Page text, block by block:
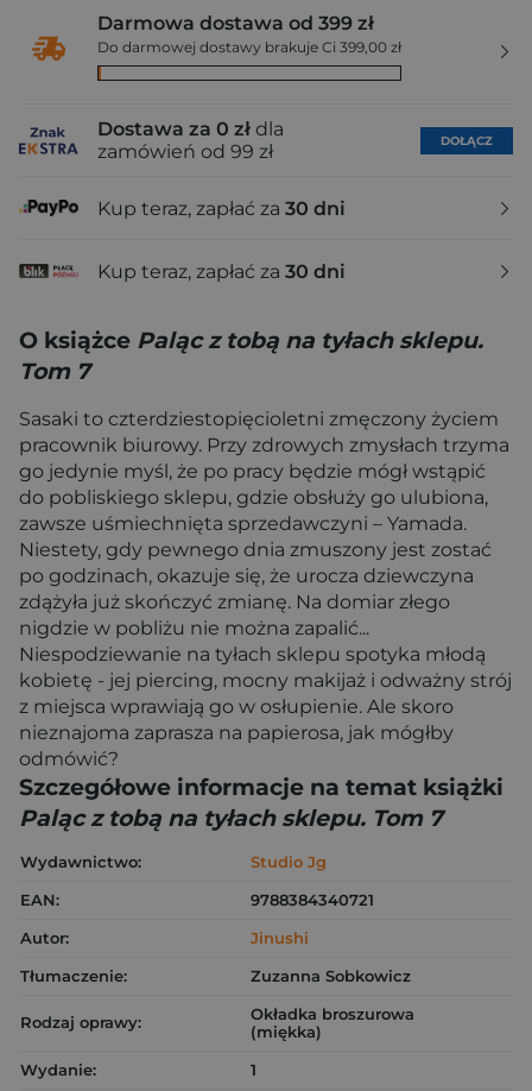
Darmowa dostawa od 399 zł
Do darmowej dostawy brakuje Ci 399,00 zł
Dostawa za 0 zł dla
zamówień od 99 zł
DOŁĄCZ
Kup teraz, zapłać za 30 dni
Kup teraz, zapłać za 30 dni
O książce Paląc z tobą na tyłach sklepu.
Tom 7
Sasaki to czterdziestopięcioletni zmęczony życiem
pracownik biurowy. Przy zdrowych zmysłach trzyma
go jedynie myśl, że po pracy będzie mógł wstąpić
do pobliskiego sklepu, gdzie obsłuży go ulubiona,
zawsze uśmiechnięta sprzedawczyni – Yamada.
Niestety, gdy pewnego dnia zmuszony jest zostać
po godzinach, okazuje się, że urocza dziewczyna
zdążyła już skończyć zmianę. Na domiar złego
nigdzie w pobliżu nie można zapalić...
Niespodziewanie na tyłach sklepu spotyka młodą
kobietę - jej piercing, mocny makijaż i odważny strój
z miejsca wprawiają go w osłupienie. Ale skoro
nieznajoma zaprasza na papierosa, jak mógłby
odmówić?
Szczegółowe informacje na temat książki
Paląc z tobą na tyłach sklepu. Tom 7
Wydawnictwo:
Studio Jg
EAN:
9788384340721
Autor:
Jinushi
Tłumaczenie:
Zuzanna Sobkowicz
Rodzaj oprawy:
Okładka broszurowa
(miękka)
Wydanie:
1